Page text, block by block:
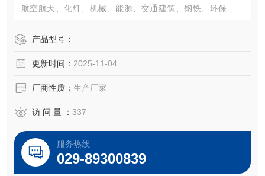
航空航天、化纤、机械、能源、交通建筑、钢铁、环保、制
水利电力、热力造纸、市政管理等领域中的电子秤、汽车
称、定量包装系统。
产品型号：
更新时间： 2025-11-04
厂商性质： 生产厂家
访 问 量 ： 337
服务热线
029-89300839